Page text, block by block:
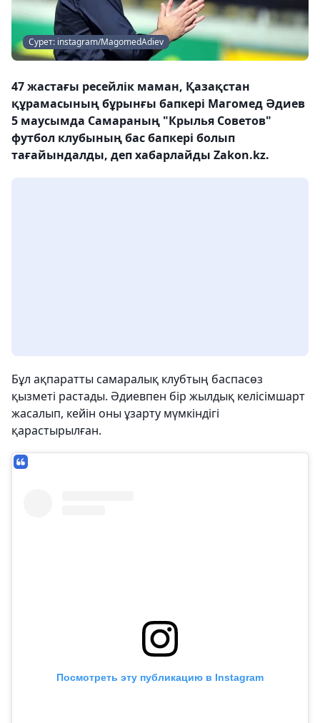
Сурет: instagram/MagomedAdiev
47 жастағы ресейлік маман, Қазақстан
құрамасының бұрынғы бапкері Магомед Әдиев
5 маусымда Самараның "Крылья Советов"
футбол клубының бас бапкері болып
тағайындалды, деп хабарлайды Zakon.kz.
Бұл ақпаратты самаралық клубтың баспасөз
қызметі растады. Әдиевпен бір жылдық келісімшарт
жасалып, кейін оны ұзарту мүмкіндігі
қарастырылған.
Посмотреть эту публикацию в Instagram